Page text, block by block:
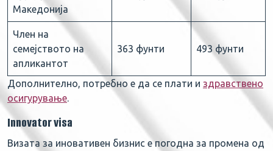
Македонија
Член на
семејството на
апликантот
363 фунти 493 фунти
Дополнително, потребно е да се плати и здравствено
осигурување.
Innovator visa
Визата за иновативен бизнис е погодна за промена од